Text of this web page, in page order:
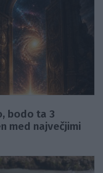
bodo ta 3
med največjimi